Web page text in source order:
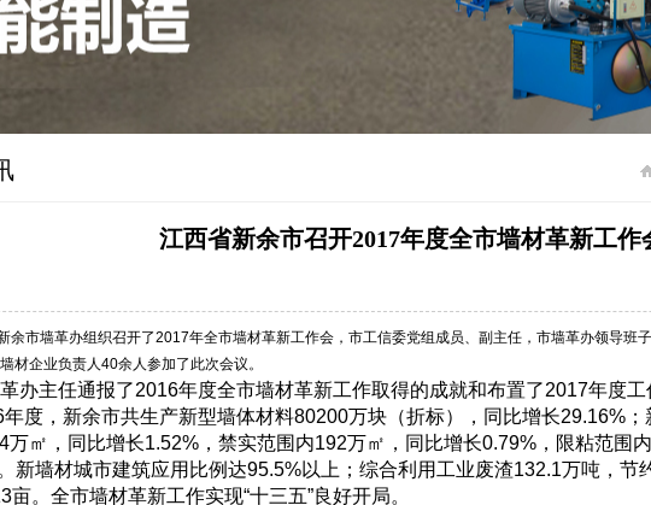
江西省新余市召开2017年度全市墙材革新工作
余市墙革办组织召开了2017年全市墙材革新工作会，市工信委党组成员、副主任，市墙革办领导班
材企业负责人40余人参加了此次会议。
办主任通报了2016年度全市墙材革新工作取得的成就和布置了2017年度工
度，新余市共生产新型墙体材料80200万块（折标），同比增长29.16%
万㎡，同比增长1.52%，禁实范围内192万㎡，同比增长0.79%，限粘范围
新墙材城市建筑应用比例达95.5%以上；综合利用工业废渣132.1万吨，节
亩。全市墙材革新工作实现“十三五”良好开局。